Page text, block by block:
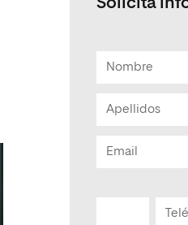
Solicita